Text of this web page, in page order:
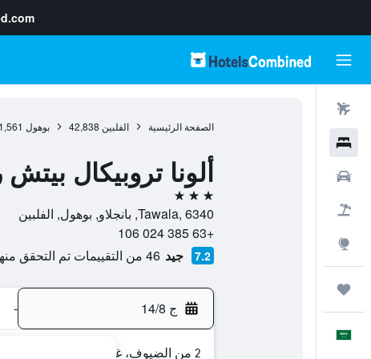
الصفحة الرئيسية الفلبين 42,838 بوهول 1,561
ألونا تروبيكال
3 نجوم
Tawala, 6340, بانجلاو, بوهول, الفلبين
+63 385 024 106
7.2 جيد 46 من التقييمات تم التحقق منها
ج 14/8 -
2 من الضيوف، غرفة واحدة